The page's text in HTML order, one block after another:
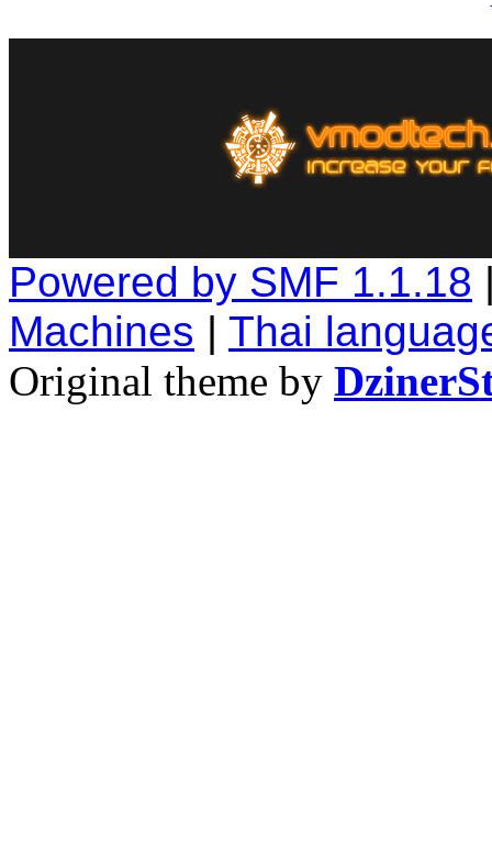
Powered by SMF 1.1.18
Machines | Thai
Original theme by